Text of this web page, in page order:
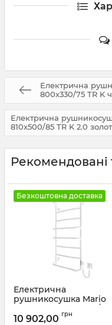
Електрична
800х330/75 TR K
Електрична
810x500/85 TR K 2.0
Рекомендовані
Безкоштовна доставка
Електрична
рушникосушка Mario
Люкс НР-І 1090х530/150
TR К білий мат
10 902,00 грн